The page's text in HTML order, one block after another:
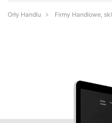
Orły Handlu Firmy Handlowe,